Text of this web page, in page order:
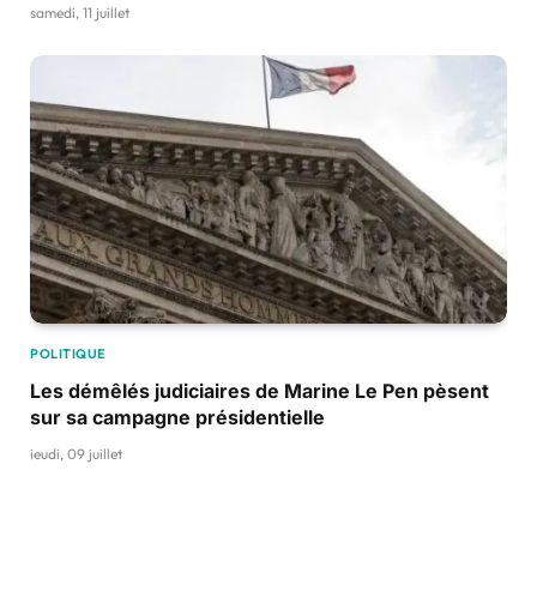
samedi, 11 juillet
POLITIQUE
Les démêlés judiciaires de Marine Le Pen pèsent
sur sa campagne présidentielle
jeudi, 09 juillet